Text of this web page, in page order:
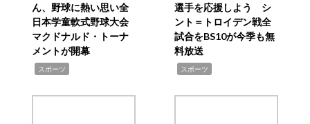
ん、野球に熱い思い全
日本学童軟式野球大会
マクドナルド・トーナ
メントが開幕
スポーツ
選手を応援しよう シ
ント＝トロイデン戦全
試合をBS10が今季も無
料放送
スポーツ